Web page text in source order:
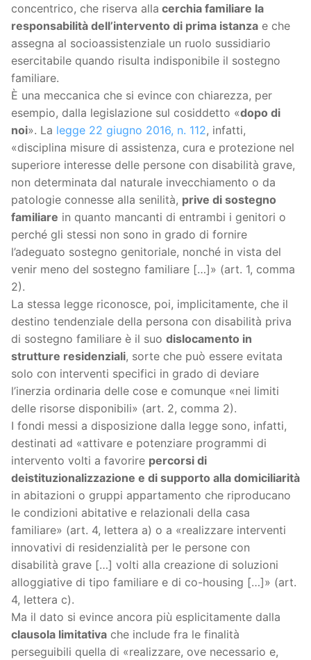
concentrico, che riserva alla cerchia familiare la
responsabilità dell’intervento di prima istanza e che
assegna al socioassistenziale un ruolo sussidiario
esercitabile quando risulta indisponibile il sostegno
familiare.
È una meccanica che si evince con chiarezza, per
esempio, dalla legislazione sul cosiddetto «dopo di
noi». La legge 22 giugno 2016, n. 112, infatti,
«disciplina misure di assistenza, cura e protezione nel
superiore interesse delle persone con disabilità grave,
non determinata dal naturale invecchiamento o da
patologie connesse alla senilità, prive di sostegno
familiare in quanto mancanti di entrambi i genitori o
perché gli stessi non sono in grado di fornire
l’adeguato sostegno genitoriale, nonché in vista del
venir meno del sostegno familiare […]» (art. 1, comma
2).
La stessa legge riconosce, poi, implicitamente, che il
destino tendenziale della persona con disabilità priva
di sostegno familiare è il suo dislocamento in
strutture residenziali, sorte che può essere evitata
solo con interventi specifici in grado di deviare
l’inerzia ordinaria delle cose e comunque «nei limiti
delle risorse disponibili» (art. 2, comma 2).
I fondi messi a disposizione dalla legge sono, infatti,
destinati ad «attivare e potenziare programmi di
intervento volti a favorire percorsi di
deistituzionalizzazione e di supporto alla domiciliarità
in abitazioni o gruppi appartamento che riproducano
le condizioni abitative e relazionali della casa
familiare» (art. 4, lettera a) o a «realizzare interventi
innovativi di residenzialità per le persone con
disabilità grave […] volti alla creazione di soluzioni
alloggiative di tipo familiare e di co-housing […]» (art.
4, lettera c).
Ma il dato si evince ancora più esplicitamente dalla
clausola limitativa che include fra le finalità
perseguibili quella di «realizzare, ove necessario e,